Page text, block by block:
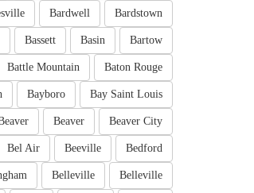
Bardstown
Bardwell
Bartow
Basin
Bassett
Baton Rouge
Battle Mountain
Bay Saint Louis
Bayboro
Beaver City
Beaver
Bedford
Beeville
Bel Air
Belleville
Belleville